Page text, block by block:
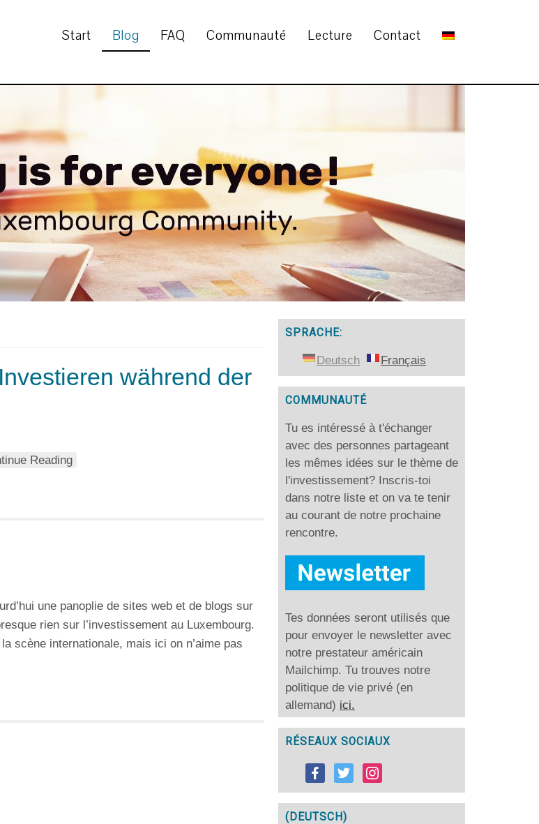
Start Blog FAQ Communauté Lecture Contact
während der
Reading
une panoplie de sites web et de blogs sur
rien sur l’investissement au Luxembourg.
scène internationale, mais ici on n’aime pas
SPRACHE:
Deutsch Français
COMMUNAUTÉ
Tu es intéressé à t'échanger
avec des personnes partageant
les mêmes idées sur le thème de
l'investissement? Inscris-toi
dans notre liste et on va te tenir
au courant de notre prochaine
rencontre.
Tes données seront utilisés que
pour envoyer le newsletter avec
notre prestateur américain
Mailchimp. Tu trouves notre
politique de vie privé (en
allemand) ici.
RÉSEAUX SOCIAUX
(DEUTSCH)